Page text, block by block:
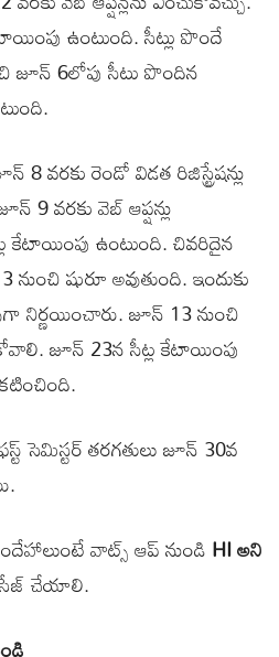
ఉంటుంది. సీట్లు పొందే
జూన్ 6లోపు సీటు పొందిన
వరకు రెండో విడత రిజిస్ట్రేషన్లు
9 వరకు వెబ్‌ ఆప్షన్లు
కేటాయింపు ఉంటుంది. చివరిదైన
షురూ అవుతుంది. ఇందుకు
నిర్ణయించారు. జూన్‌ 13 నుంచి
జూన్‌ 23న సీట్ల కేటాయింపు
సెమిస్టర్ తరగతులు జూన్ 30వ
వాట్స్ ఆప్ నుండిHI అని
చేయాలి.